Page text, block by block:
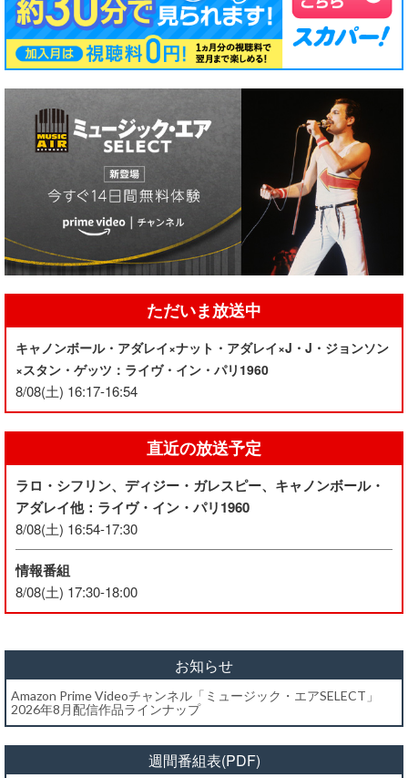
ただいま放送中
キャノンボール・アダレイ×ナット・アダレイ×J・J・ジョンソン
×スタン・ゲッツ：ライヴ・イン・パリ1960
8/08(土) 16:17-16:54
直近の放送予定
ラロ・シフリン、ディジー・ガレスピー、キャノンボール・
アダレイ他：ライヴ・イン・パリ1960
8/08(土) 16:54-17:30
情報番組
8/08(土) 17:30-18:00
お知らせ
Amazon Prime Videoチャンネル「ミュージック・エアSELECT」
2026年8月配信作品ラインナップ
週間番組表(PDF)